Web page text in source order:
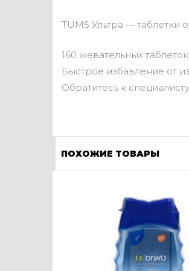
TUMS Ультра — таблетки
160 жевательных таблеток.
Быстрое избавление от
Обратитесь к
ПОХОЖИЕ ТОВАРЫ